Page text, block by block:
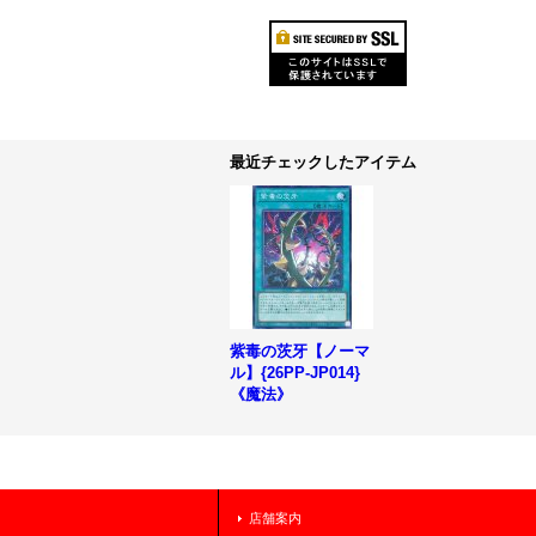
最近チェックしたアイテム
紫毒の茨牙【ノーマ
ル】{26PP-JP014}
《魔法》
店舗案内